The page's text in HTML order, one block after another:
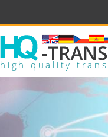
high quality